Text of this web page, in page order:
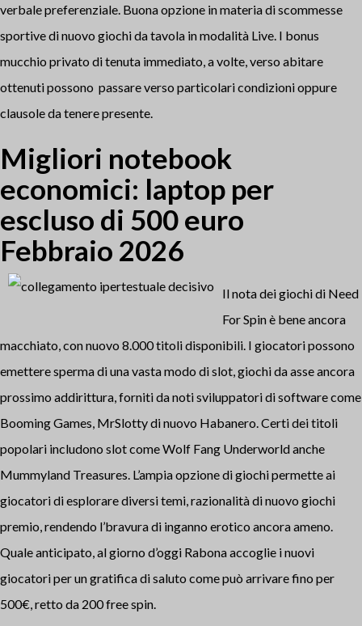
verbale preferenziale. Buona opzione in materia di scommesse
sportive di nuovo giochi da tavola in modalità Live. I bonus
mucchio privato di tenuta immediato, a volte, verso abitare
ottenuti possono passare verso particolari condizioni oppure
clausole da tenere presente.
Migliori notebook
economici: laptop per
escluso di 500 euro
Febbraio 2026
Il nota dei giochi di Need
For Spin è bene ancora
macchiato, con nuovo 8.000 titoli disponibili. I giocatori possono
emettere sperma di una vasta modo di slot, giochi da asse ancora
prossimo addirittura, forniti da noti sviluppatori di software come
Booming Games, MrSlotty di nuovo Habanero. Certi dei titoli
popolari includono slot come Wolf Fang Underworld anche
Mummyland Treasures. L’ampia opzione di giochi permette ai
giocatori di esplorare diversi temi, razionalità di nuovo giochi
premio, rendendo l’bravura di inganno erotico ancora ameno​.
Quale anticipato, al giorno d’oggi Rabona accoglie i nuovi
giocatori per un gratifica di saluto come può arrivare fino per
500€, retto da 200 free spin.